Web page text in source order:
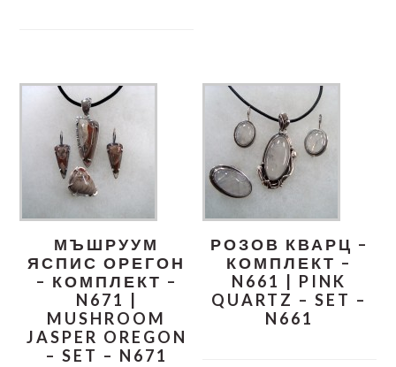
МЪШРУУМ
ЯСПИС ОРЕГОН
– КОМПЛЕКТ –
N671 |
MUSHROOM
JASPER OREGON
– SET – N671
РОЗОВ КВАРЦ –
КОМПЛЕКТ –
N661 | PINK
QUARTZ – SET –
N661